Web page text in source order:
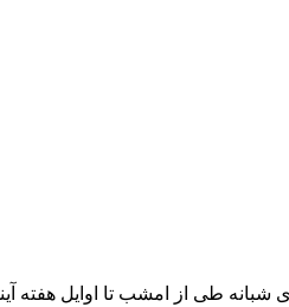
طی از امشب تا اوایل هفته